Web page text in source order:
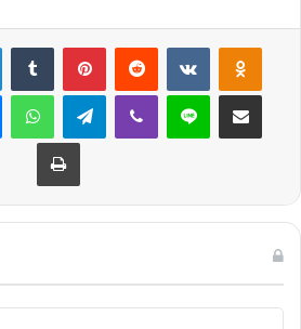
LinkedInTumblr PinterestReddit VKontakte
MessengerWhatsAppTelegramViber Line E-Posta ile
Yazdır